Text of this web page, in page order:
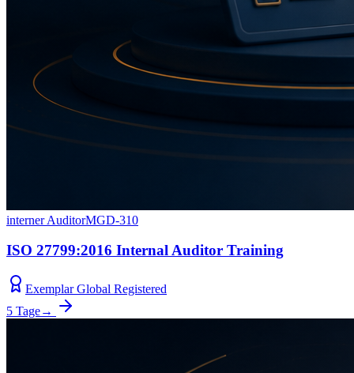
interner AuditorMGD-310
ISO 27799:2016 Internal Auditor Training
Exemplar Global Registered
5 Tage→